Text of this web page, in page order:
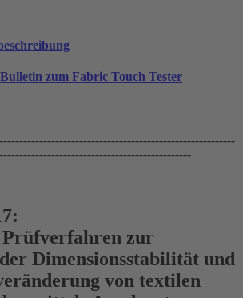
zum Fabric Touch Tester
Prüfverfahren zur
Dimensionsstabilität und
von textilen